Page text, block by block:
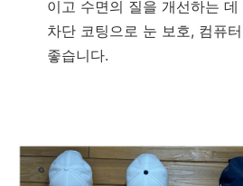
이고 수면의 질을 개선하는
차단 코팅으로 눈 보호, 컴퓨
좋습니다.